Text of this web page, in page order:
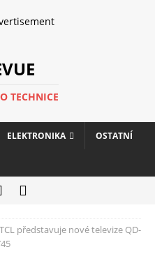
TECHNICE
ELEKTRONIKA OSTATNÍ
TCL představuje nové televize QD-